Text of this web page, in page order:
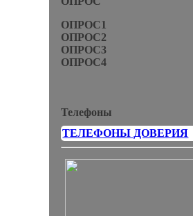
ОПРОС1
ОПРОС2
ОПРОС3
ОПРОС4
Телефоны
ТЕЛЕФОНЫ ДОВЕРИЯ